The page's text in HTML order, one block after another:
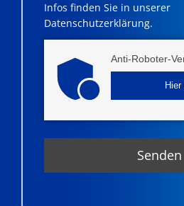
Infos finden Sie in unserer
Datenschutzerklärung.
Anti-Roboter-